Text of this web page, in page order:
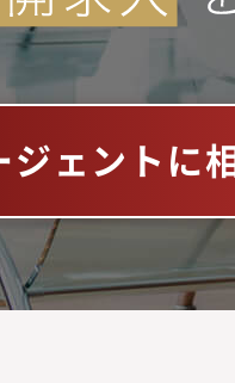
ジェントに